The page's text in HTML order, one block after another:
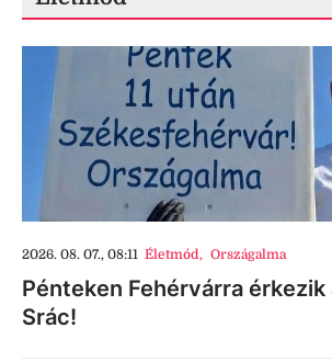
2026. 08. 07., 08:11 Életmód, Országalma
Pénteken Fehérvárra érkezik
Srác!